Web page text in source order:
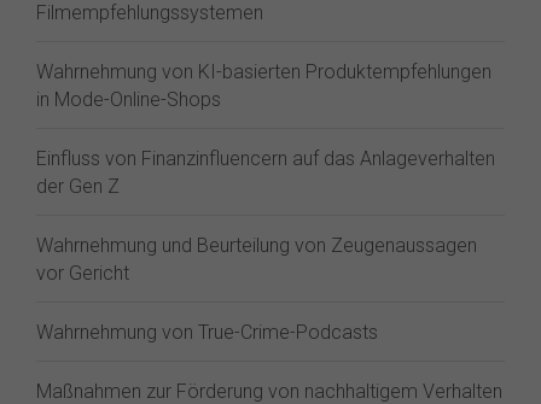
Filmempfehlungssystemen
Wahrnehmung von KI-basierten Produktempfehlungen
in Mode-Online-Shops
Einfluss von Finanzinfluencern auf das Anlageverhalten
der Gen Z⁠
Wahrnehmung und Beurteilung von Zeugenaussagen
vor Gericht
Wahrnehmung von True-Crime-Podcasts
Maßnahmen zur Förderung von nachhaltigem Verhalten